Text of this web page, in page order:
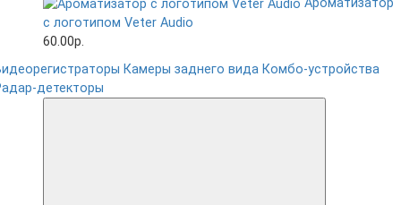
Ароматизатор
с логотипом Veter Audio
60.00р.
Камеры заднего вида Комбо-устройства
детекторы